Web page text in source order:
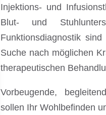
Injektions- und
Blut- und
Funktionsdiagnostik
Suche nach möglichen
therapeutischen
Vorbeugende,
sollen Ihr Wohlbefinden